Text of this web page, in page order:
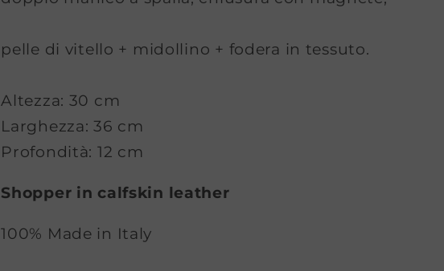
pelle di vitello + midollino + fodera in tessuto.
Altezza: 30 cm
Larghezza: 36 cm
Profondità: 12 cm
Shopper in calfskin leather
100% Made in Italy